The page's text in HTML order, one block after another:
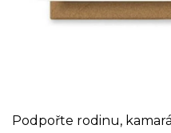
Podpořte rodinu,